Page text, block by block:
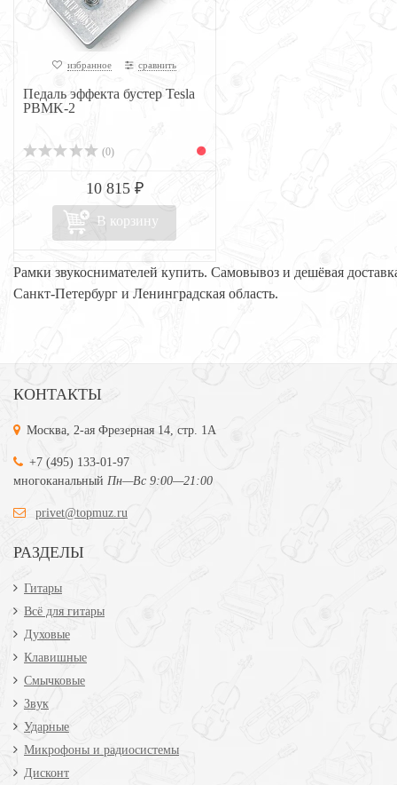
избранное сравнить
Педаль эффекта бустер Tesla
PBMK-2
(0)
10 815 ₽
В корзину
Рамки звукоснимателей купить. Самовывоз и дешёвая
Санкт-Петербург и Ленинградская область.
КОНТАКТЫ
Москва, 2-ая Фрезерная 14, стр. 1А
+7 (495) 133-01-97
многоканальный Пн—Вс 9:00—21:00
privet@topmuz.ru
РАЗДЕЛЫ
Гитары
Всё для гитары
Духовые
Клавишные
Смычковые
Звук
Ударные
Микрофоны и радиосистемы
Дисконт